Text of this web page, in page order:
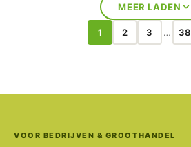
MEER LADEN
1 2 3 … 38
VOOR BEDRIJVEN & GROOTHANDEL